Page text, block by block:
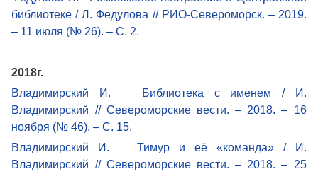
библиотеке / Л. Федулова // РИО-Североморск. – 2019.
– 11 июля (№ 26). – С. 2.
2018г.
Владимирский И. Библиотека с именем / И.
Владимирский // Североморские вести. – 2018. – 16
ноября (№ 46). – С. 15.
Владимирский И. Тимур и её «команда» / И.
Владимирский // Североморские вести. – 2018. – 25